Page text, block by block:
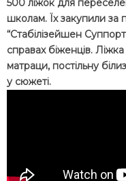
500 ліжок для
школам. Їх закупили за
“Стабілізейшен
справах біженців.
матраци, постільну
у сюжеті.